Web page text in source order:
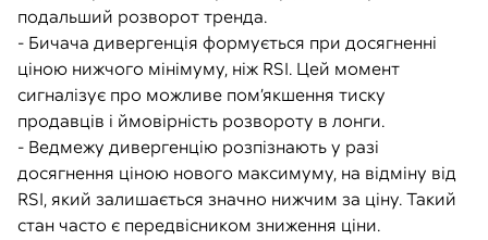
подальший розворот тренда.
- Бичача дивергенція формується при досягненні
ціною нижчого мінімуму, ніж RSI. Цей момент
сигналізує про можливе пом’якшення тиску
продавців і ймовірність розвороту в лонги.
- Ведмежу дивергенцію розпізнають у разі
досягнення ціною нового максимуму, на відміну від
RSI, який залишається значно нижчим за ціну. Такий
стан часто є передвісником зниження ціни.